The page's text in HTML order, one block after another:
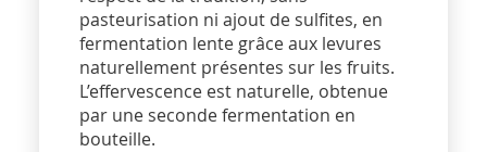
pasteurisation ni ajout de sulfites, en
fermentation lente grâce aux levures
naturellement présentes sur les fruits.
L’effervescence est naturelle, obtenue
par une seconde fermentation en
bouteille.